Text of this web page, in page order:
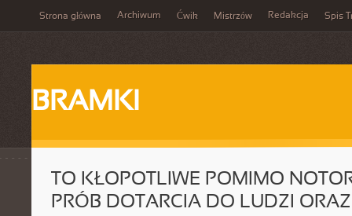
Strona główna Archiwum Ćwik Mistrzów Redakcja Spis
BRAMKI
TO KŁOPOTLIWE POMIMO
PRÓB DOTARCIA DO LUDZI ORAZ